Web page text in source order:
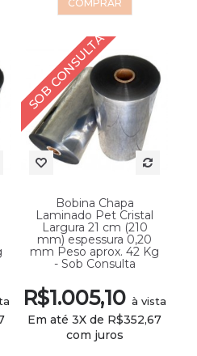
COMPRAR
SOB CONSULTA
Bobina Chapa
Laminado Pet Cristal
Largura 21 cm (210
mm) espessura 0,20
mm Peso aprox. 42 Kg
- Sob Consulta
R$1.005,10 à vista
Em até 3X de R$352,67
com juros